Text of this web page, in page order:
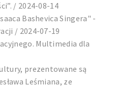
/ 2024-08-14
Bashevica Singera" -
/ 2024-07-19
Multimedia dla
prezentowane są
Leśmiana, ze